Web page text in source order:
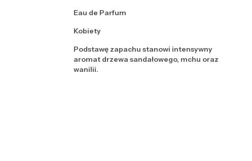
Eau de Parfum
Kobiety
Podstawę zapachu stanowi intensywny
aromat drzewa sandałowego, mchu oraz
wanilii.